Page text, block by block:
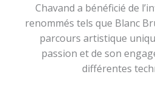
Chavand a bénéficié de
renommés tels que Blanc
parcours artistique
passion et de son
différentes